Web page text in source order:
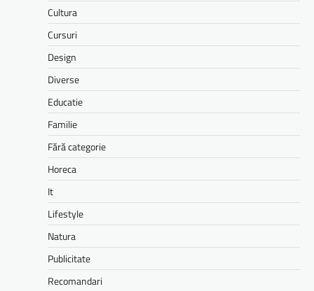
Cultura
Cursuri
Design
Diverse
Educatie
Familie
Fără categorie
Horeca
It
Lifestyle
Natura
Publicitate
Recomandari